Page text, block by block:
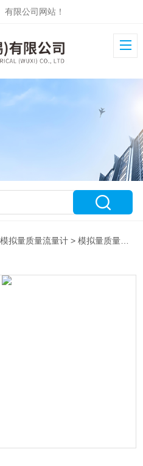
限公司网站！
模拟量质量流量计 >模拟量质量流量控制器